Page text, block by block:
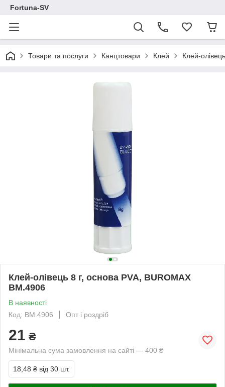
Fortuna-SV
Товари та послуги Канцтовари Клей Клей-олівець
Клей-олiвець 8 г, основа PVA, BUROMAX
BM.4906
В наявності
Код: BM.4906
Опт і роздріб
21 ₴
Мінімальна сума замовлення на сайті — 400 ₴
18,48 ₴ від 30 шт.